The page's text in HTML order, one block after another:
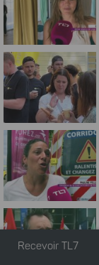
Recevoir TL7